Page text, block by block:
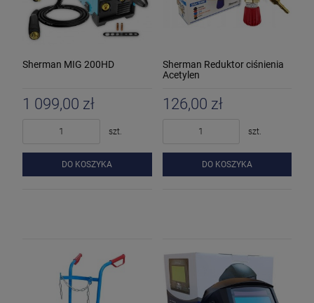
Sherman MIG 200HD
1 099,00 zł
szt.
DO KOSZYKA
Sherman Reduktor ciśnienia
Acetylen
126,00 zł
szt.
DO KOSZYKA